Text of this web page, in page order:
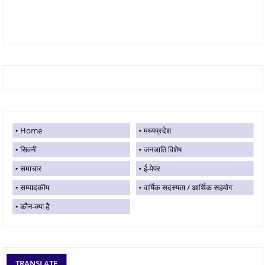
Home
मध्यप्रदेश
सिवनी
जनजाति विशेष
समाचार
ई-पेपर
सम्पादकीय
वार्षिक सदस्यता / आर्थिक सहयोग
कौन-क्या है